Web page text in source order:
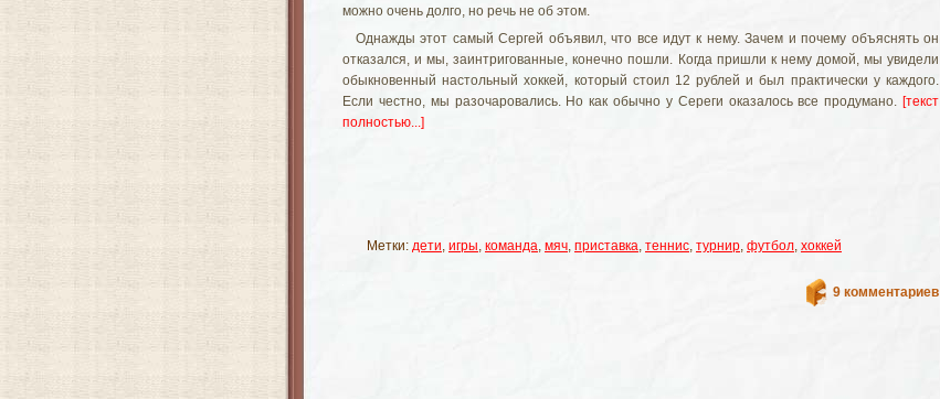
можно очень долго, но речь не об этом.
Однажды этот самый Сергей объявил, что все идут к нему. Зачем и почему объяснять он
отказался, и мы, заинтригованные, конечно пошли. Когда пришли к нему домой, мы увидели
обыкновенный настольный хоккей, который стоил 12 рублей и был практически у каждого.
Если честно, мы разочаровались. Но как обычно у Сереги оказалось все продумано. [текст
полностью...]
Метки: дети, игры, команда, мяч, приставка, теннис, турнир, футбол, хоккей
9 комментариев